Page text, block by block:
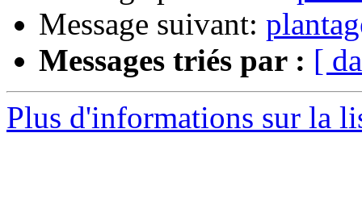
Message suivant:
Messages triés par : [
Plus d'informations sur la